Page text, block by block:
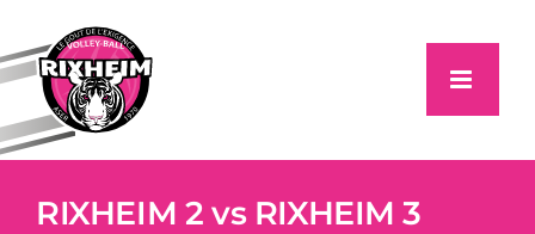
contenu
RIXHEIM 2 vs RIXHEIM 3